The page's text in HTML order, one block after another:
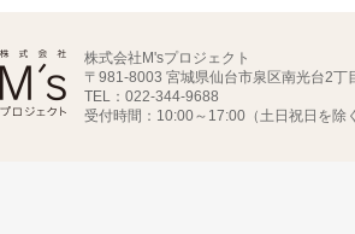
株式会社M'sプロジェクト
〒981-8003 宮城県仙台市泉区南光台2丁
TEL：022-344-9688
受付時間：10:00～17:00（土日祝日を除